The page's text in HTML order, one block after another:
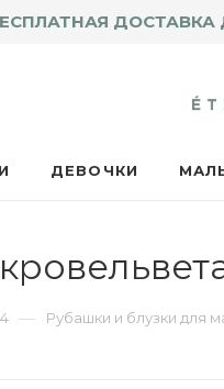
ДЕВОЧКИ
— Рубашки и блузки для